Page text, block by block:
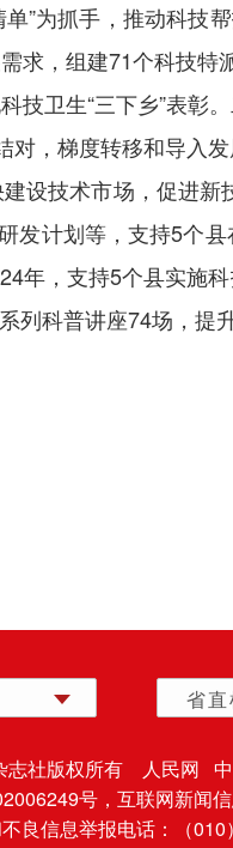
”为抓手，推动科
，组建71个科技
卫生“三下乡”表
，梯度转移和导入
设技术市场，促进
发计划等，支持5个
年，支持5个县实
列科普讲座74场，提
省
志社版权所有 人民网
号， 互联网新闻
良信息举报电话：（010